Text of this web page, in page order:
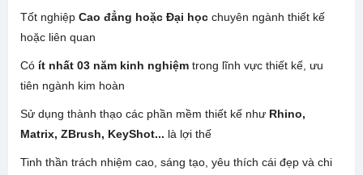
Tốt nghiệp Cao đẳng hoặc Đại học chuyên ngành thiết kế
hoặc liên quan
Có ít nhất 03 năm kinh nghiệm trong lĩnh vực thiết kế, ưu
tiên ngành kim hoàn
Sử dụng thành thạo các phần mềm thiết kế như Rhino,
Matrix, ZBrush, KeyShot... là lợi thế
Tinh thần trách nhiệm cao, sáng tạo, yêu thích cái đẹp và chi